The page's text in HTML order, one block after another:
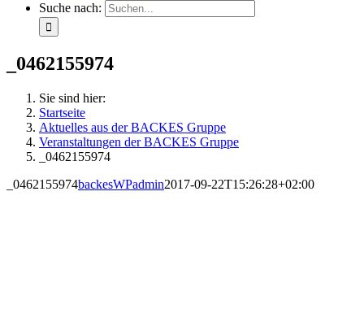
Suche nach:
_0462155974
Sie sind hier:
Startseite
Aktuelles aus der BACKES Gruppe
Veranstaltungen der BACKES Gruppe
_0462155974
_0462155974backesWPadmin2017-09-22T15:26:28+02:00